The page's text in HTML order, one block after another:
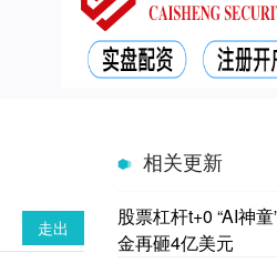
走出
相关更新
股票杠杆t+0 “AI神
金再砸4亿美元